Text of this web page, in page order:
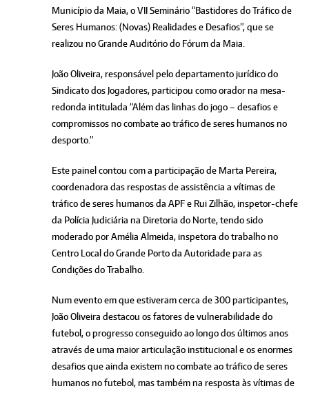
Município da Maia, o VII Seminário “Bastidores do Tráfico de
Seres Humanos: (Novas) Realidades e Desafios”, que se
realizou no Grande Auditório do Fórum da Maia.
João Oliveira, responsável pelo departamento jurídico do
Sindicato dos Jogadores, participou como orador na mesa-
redonda intitulada “Além das linhas do jogo – desafios e
compromissos no combate ao tráfico de seres humanos no
desporto.”
Este painel contou com a participação de Marta Pereira,
coordenadora das respostas de assistência a vítimas de
tráfico de seres humanos da APF e Rui Zilhão, inspetor-chefe
da Polícia Judiciária na Diretoria do Norte, tendo sido
moderado por Amélia Almeida, inspetora do trabalho no
Centro Local do Grande Porto da Autoridade para as
Condições do Trabalho.
Num evento em que estiveram cerca de 300 participantes,
João Oliveira destacou os fatores de vulnerabilidade do
futebol, o progresso conseguido ao longo dos últimos anos
através de uma maior articulação institucional e os enormes
desafios que ainda existem no combate ao tráfico de seres
humanos no futebol, mas também na resposta às vítimas de